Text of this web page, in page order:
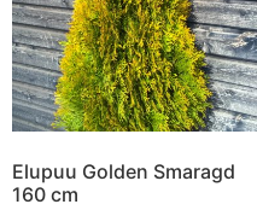
Elupuu Golden Smaragd
160 cm